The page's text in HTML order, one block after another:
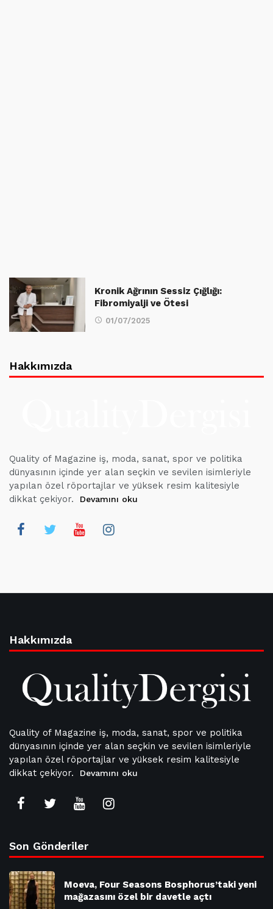
Kronik Ağrının Sessiz Çığlığı:
Fibromiyalji ve Ötesi
01/07/2025
Hakkımızda
Quality of Magazine iş, moda, sanat, spor ve politika
dünyasının içinde yer alan seçkin ve sevilen isimleriyle
yapılan özel röportajlar ve yüksek resim kalitesiyle
dikkat çekiyor.
Devamını oku
Hakkımızda
Quality of Magazine iş, moda, sanat, spor ve politika
dünyasının içinde yer alan seçkin ve sevilen isimleriyle
yapılan özel röportajlar ve yüksek resim kalitesiyle
dikkat çekiyor.
Devamını oku
Son Gönderiler
Moeva, Four Seasons Bosphorus’taki yeni
mağazasını özel bir davetle açtı